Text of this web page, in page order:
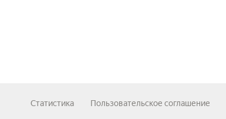
Статистика Пользовательское соглашение